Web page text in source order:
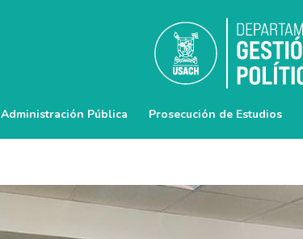
Administración Pública Prosecución de Estudios